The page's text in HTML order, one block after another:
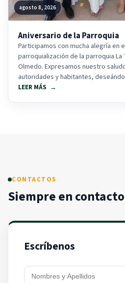
agosto 8, 2026
Aniversario de la Parroquia
Participamos con mucha alegría en
parroquialización de la parroquia
Olmedo. Expresamos nuestro
autoridades y habitantes,
alcanzando...
LEER MÁS
CONTACTOS
Siempre en
Escríbenos